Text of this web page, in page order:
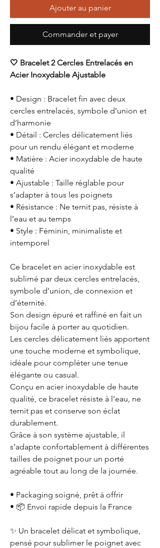
Ajouter au panier
Commander et payer
🤍 Bracelet 2 Cercles Entrelacés en
Acier Inoxydable Ajustable
• Design : Bracelet fin avec deux
cercles entrelacés, symbole d’union et
d’harmonie
• Détail : Cercles délicatement liés
pour un rendu élégant et moderne
• Matière : Acier inoxydable de haute
qualité
• Ajustable : Taille réglable pour
s’adapter à tous les poignets
• Résistance : Ne ternit pas, résiste à
l’eau et au temps
• Style : Féminin, minimaliste et
intemporel
Ce bracelet en acier inoxydable est
sublimé par deux cercles entrelacés,
symbole d’union, de connexion et
d’éternité.
Son design épuré et raffiné en fait un
bijou facile à porter au quotidien.
Les cercles délicatement liés apportent
une touche moderne et symbolique,
idéale pour compléter une tenue
élégante ou casual.
Conçu en acier inoxydable de haute
qualité, ce bracelet résiste à l’eau, ne
ternit pas et conserve son éclat
durablement.
Grâce à son système ajustable, il
s’adapte confortablement à différentes
tailles de poignet pour un porté
agréable tout au long de la journée.
• Packaging soigné, prêt à offrir
• 📦 Envoi rapide depuis la France
✨ Un bracelet délicat et symbolique,
pensé pour sublimer le poignet avec